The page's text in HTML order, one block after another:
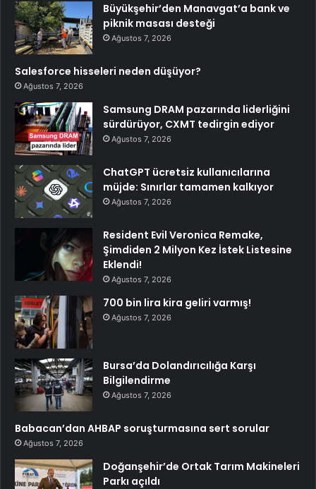
Büyükşehir’den Manavgat’a bank ve
piknik masası desteği
Ağustos 7, 2026
Salesforce hisseleri neden düşüyor?
Ağustos 7, 2026
Samsung DRAM pazarında liderliğini
sürdürüyor, CXMT tedirgin ediyor
Ağustos 7, 2026
ChatGPT ücretsiz kullanıcılarına
müjde: Sınırlar tamamen kalkıyor
Ağustos 7, 2026
Resident Evil Veronica Remake,
Şimdiden 2 Milyon Kez İstek Listesine
Eklendi!
Ağustos 7, 2026
700 bin lira kira geliri varmış!
Ağustos 7, 2026
Bursa’da Dolandırıcılığa Karşı
Bilgilendirme
Ağustos 7, 2026
Babacan’dan AHBAP soruşturmasına sert sorular
Ağustos 7, 2026
Doğanşehir’de Ortak Tarım Makineleri
Parkı açıldı